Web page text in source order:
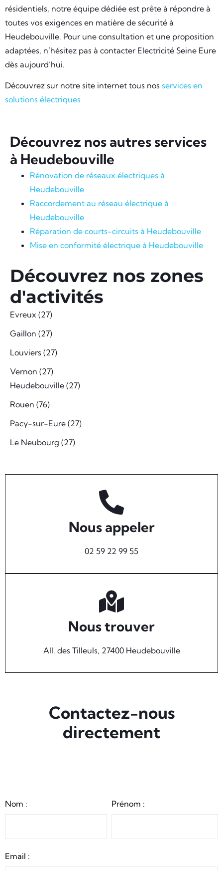
résidentiels, notre équipe dédiée est prête à répondre à
toutes vos exigences en matière de sécurité à
Heudebouville. Pour une consultation et une proposition
adaptées, n’hésitez pas à contacter Electricité Seine Eure
dès aujourd’hui.
Découvrez sur notre site internet tous nos services en
solutions électriques
Découvrez nos autres services
à Heudebouville
Rénovation de réseaux électriques à
Heudebouville
Raccordement au réseau électrique à
Heudebouville
Réparation de courts-circuits à Heudebouville
Mise en conformité électrique à Heudebouville
Découvrez nos zones
d'activités
Evreux (27)
Gaillon (27)
Louviers (27)
Vernon (27)
Heudebouville (27)
Rouen (76)
Pacy-sur-Eure (27)
Le Neubourg (27)
Nous appeler
02 59 22 99 55
Nous trouver
All. des Tilleuls, 27400 Heudebouville
Contactez-nous
directement
Nom : Prénom :
Email :